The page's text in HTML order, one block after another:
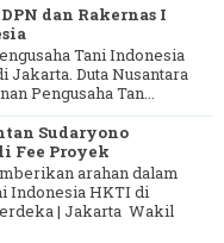
dan Rakernas I
Tani Indonesia
Jakarta. Duta Nusantara
Pengusaha Tan...
Sudaryono
Fee Proyek
arahan dalam
Indonesia HKTI di
| Jakarta Wakil